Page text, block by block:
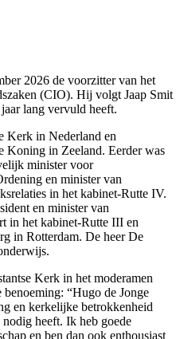
2026 de voorzitter van het
(CIO). Hij volgt Jaap Smit
lang vervuld heeft.
Kerk in Nederland en
Koning in Zeeland. Eerder was
minister voor
en minister van
in het kabinet-Rutte IV.
en minister van
in het kabinet-Rutte III en
in Rotterdam. De heer De
Kerk in het moderamen
“Hugo de Jonge
en kerkelijke betrokkenheid
heeft. Ik heb goede
en ben dan ook enthousiast